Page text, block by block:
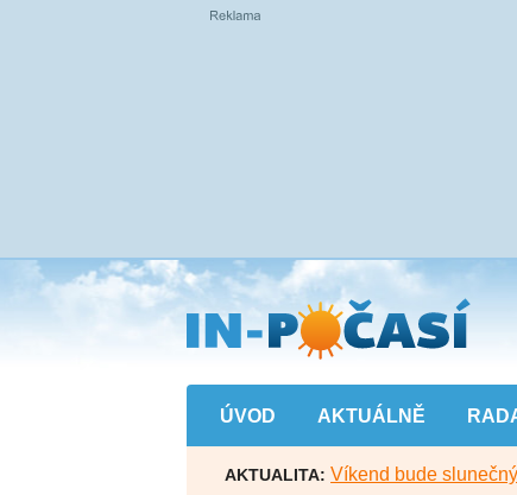
Přejít
na
hlavní
obsah
ÚVOD AKTUÁLNĚ
AKTUALITA: Víkend bude